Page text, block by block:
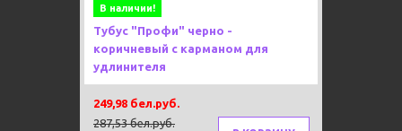
В наличии!
Тубус "Профи" черно -
коричневый с карманом для
удлинителя
249,98 бел.руб.
287,53 бел.руб.